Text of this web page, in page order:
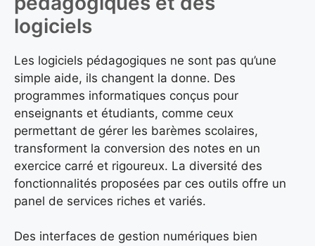
logiciels
Les logiciels pédagogiques ne sont pas qu’une
simple aide, ils changent la donne. Des
programmes informatiques conçus pour
enseignants et étudiants, comme ceux
permettant de gérer les barèmes scolaires,
transforment la conversion des notes en un
exercice carré et rigoureux. La diversité des
fonctionnalités proposées par ces outils offre un
panel de services riches et variés.
Des interfaces de gestion numériques bien